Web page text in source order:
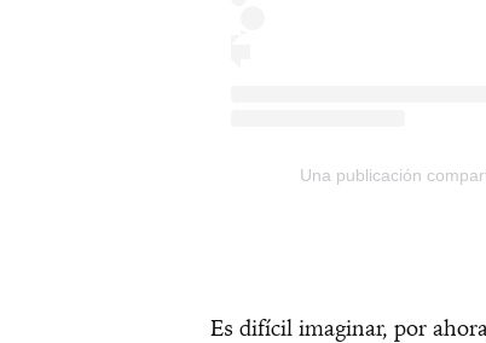
Una publicación
Es difícil imaginar, por